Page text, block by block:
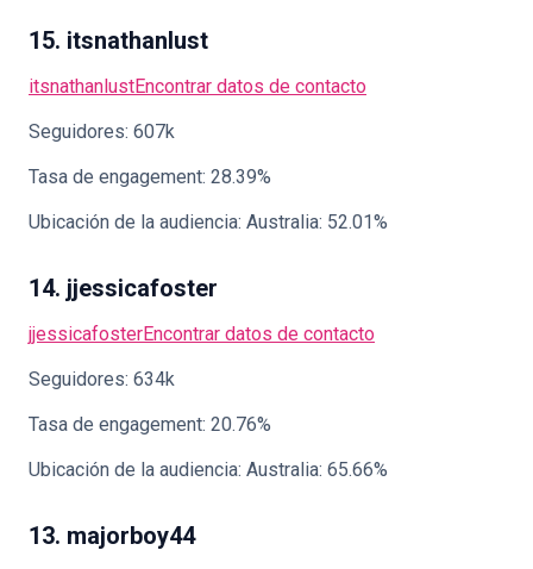
15. itsnathanlust
itsnathanlustEncontrar datos de contacto
Seguidores: 607k
Tasa de engagement: 28.39%
Ubicación de la audiencia: Australia: 52.01%
14. jjessicafoster
jjessicafosterEncontrar datos de contacto
Seguidores: 634k
Tasa de engagement: 20.76%
Ubicación de la audiencia: Australia: 65.66%
13. majorboy44